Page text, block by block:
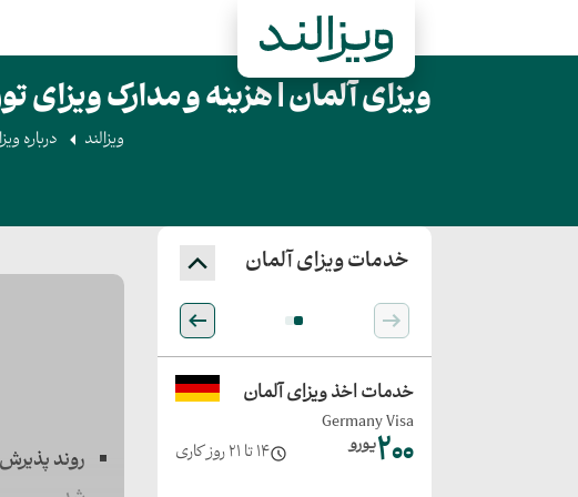
ویزای آلمان | هزینه و مدارک ویزای
ویزالند درباره
خدمات ویزای آلمان
خدمات اخذ ویزای آلمان
Germany Visa
۲۰۰یورو 14 تا 21 روز کاری